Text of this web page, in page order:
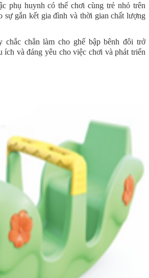
phụ huynh có thể chơi cùng trẻ nhỏ trên
sự gắn kết gia đình và thời gian chất lượng
chắc chắn làm cho ghế bập bênh đôi trở
ích và đáng yêu cho việc chơi và phát triển